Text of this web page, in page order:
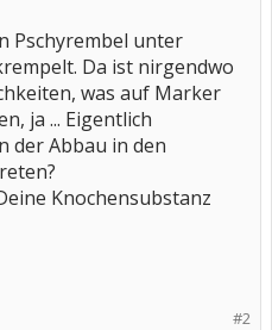
Pschyrembel unter
Da ist nirgendwo
was auf Marker
ja ... Eigentlich
der Abbau in den
Knochensubstanz
#2